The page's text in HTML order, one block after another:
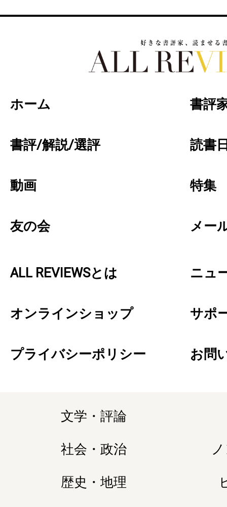
ホーム 書評
書評/解説/選評 読書
動画 特集
友の会 メー
ALL REVIEWSとは ニュ
オンラインショップ サポ
プライバシーポリシー お問
文学・評論
社会・政治
歴史・地理